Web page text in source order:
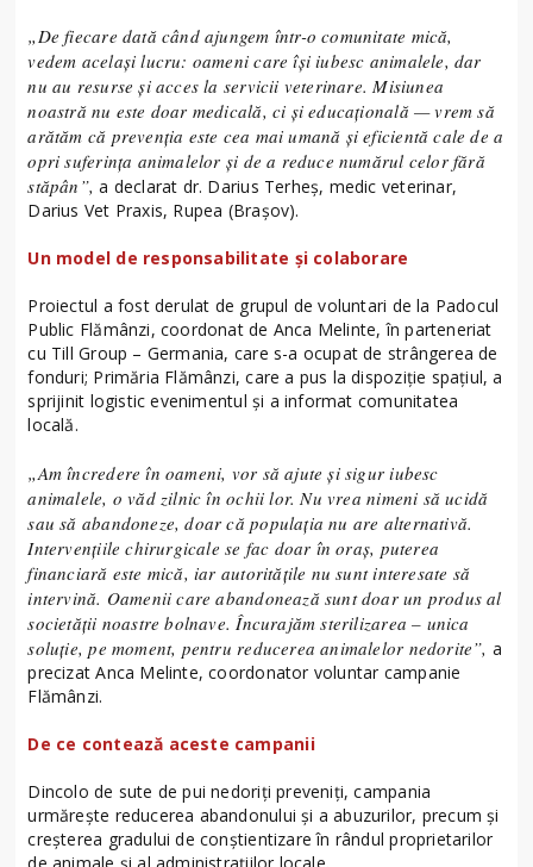
„De fiecare dată când ajungem într-o comunitate mică,
vedem același lucru: oameni care își iubesc animalele, dar
nu au resurse și acces la servicii veterinare. Misiunea
noastră nu este doar medicală, ci și educațională — vrem să
arătăm că prevenția este cea mai umană și eficientă cale de a
opri suferința animalelor și de a reduce numărul celor fără
stăpân”, a declarat dr. Darius Terheș, medic veterinar,
Darius Vet Praxis, Rupea (Brașov).
Un model de responsabilitate și colaborare
Proiectul a fost derulat de grupul de voluntari de la Padocul
Public Flămânzi, coordonat de Anca Melinte, în parteneriat
cu Till Group – Germania, care s-a ocupat de strângerea de
fonduri; Primăria Flămânzi, care a pus la dispoziție spațiul, a
sprijinit logistic evenimentul și a informat comunitatea
locală.
„Am încredere în oameni, vor să ajute și sigur iubesc
animalele, o văd zilnic în ochii lor. Nu vrea nimeni să ucidă
sau să abandoneze, doar că populația nu are alternativă.
Intervențiile chirurgicale se fac doar în oraș, puterea
financiară este mică, iar autoritățile nu sunt interesate să
intervină. Oamenii care abandonează sunt doar un produs al
societății noastre bolnave. Încurajăm sterilizarea – unica
soluție, pe moment, pentru reducerea animalelor nedorite”, a
precizat Anca Melinte, coordonator voluntar campanie
Flămânzi.
De ce contează aceste campanii
Dincolo de sute de pui nedoriți preveniți, campania
urmărește reducerea abandonului și a abuzurilor, precum și
creșterea gradului de conștientizare în rândul proprietarilor